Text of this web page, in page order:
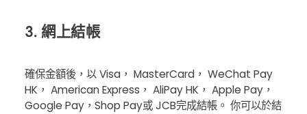
3. 網上結帳
確保金額後，以 Visa， MasterCard， WeChat Pay
HK， American Express， AliPay HK， Apple Pay，
Google Pay，Shop Pay或 JCB完成結帳。 你可以於結